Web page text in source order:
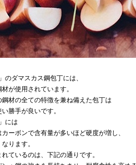
」のダマスカス鋼包丁には、
が使用されています。
鋼材の全ての特徴を兼ね備えた包丁は
勝手が良いです。
」には
カーボンで含有量が多いほど硬度が増し、
ります。
ているのは、下記の通りです。